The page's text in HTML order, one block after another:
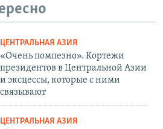
ЦЕНТРАЛЬНАЯ АЗИЯ
«Очень помпезно». Кортежи
президентов в Центральной Азии
и эксцессы, которые с ними
связывают
ЦЕНТРАЛЬНАЯ АЗИЯ